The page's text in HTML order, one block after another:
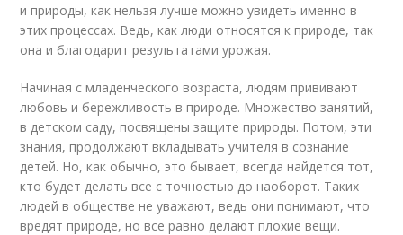
и природы, как нельзя лучше можно увидеть именно в
этих процессах. Ведь, как люди относятся к природе, так
она и благодарит результатами урожая.
Начиная с младенческого возраста, людям прививают
любовь и бережливость в природе. Множество занятий,
в детском саду, посвящены защите природы. Потом, эти
знания, продолжают вкладывать учителя в сознание
детей. Но, как обычно, это бывает, всегда найдется тот,
кто будет делать все с точностью до наоборот. Таких
людей в обществе не уважают, ведь они понимают, что
вредят природе, но все равно делают плохие вещи.